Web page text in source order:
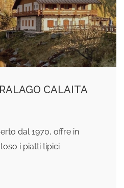
CALAITA
dal 1970, offre in
i piatti tipici